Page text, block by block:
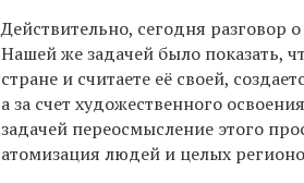
Действительно, сегодня разговор
Нашей же задачей было показать,
стране и считаете её своей,
а за счет художественного
задачей переосмысление этого
атомизация людей и целых